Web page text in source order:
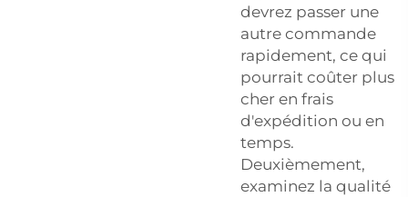
devrez passer une
autre commande
rapidement, ce qui
pourrait coûter plus
cher en frais
d'expédition ou en
temps.
Deuxièmement,
examinez la qualité